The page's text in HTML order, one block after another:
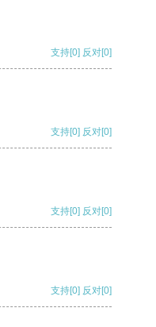
支持[0] 反对[0]
支持[0] 反对[0]
支持[0] 反对[0]
支持[0] 反对[0]